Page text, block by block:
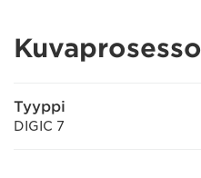
Tyyppi
DIGIC 7